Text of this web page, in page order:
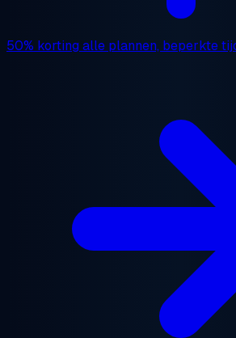
50% korting alle plannen, beperkte